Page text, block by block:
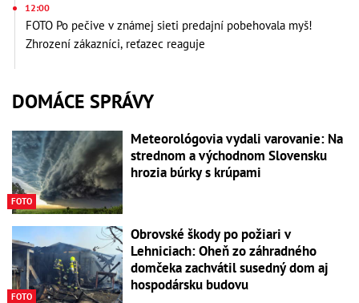
12:00
FOTO Po pečive v známej sieti predajní pobehovala myš!
Zhrození zákazníci, reťazec reaguje
DOMÁCE SPRÁVY
FOTO
Meteorológovia vydali varovanie: Na
strednom a východnom Slovensku
hrozia búrky s krúpami
FOTO
Obrovské škody po požiari v
Lehniciach: Oheň zo záhradného
domčeka zachvátil susedný dom aj
hospodársku budovu